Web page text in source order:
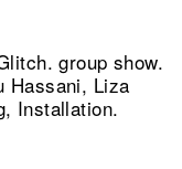
group show.
Hassani, Liza
Installation.